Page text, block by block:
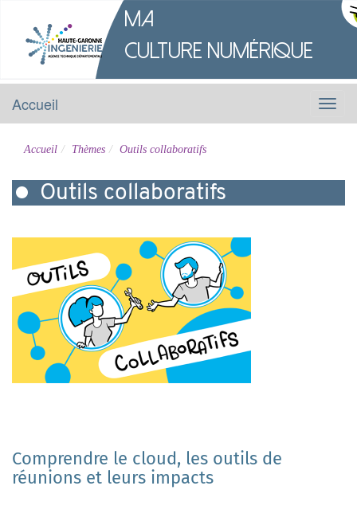
Ma
Culture Numérique
Menu
Accueil
Accueil Thèmes Outils collaboratifs
Outils collaboratifs
Comprendre le cloud, les outils de
réunions et leurs impacts